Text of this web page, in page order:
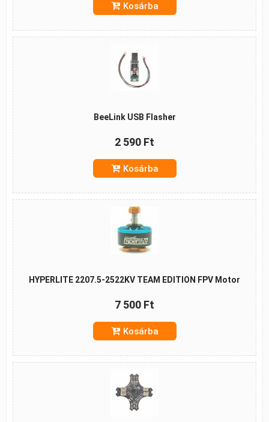
Kosárba
BeeLink USB Flasher
2 590 Ft
Kosárba
HYPERLITE 2207.5-2522KV TEAM EDITION FPV Motor
7 500 Ft
Kosárba